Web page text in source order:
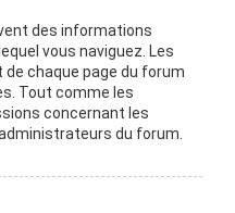
des informations
vous naviguez. Les
chaque page du forum
Tout comme les
concernant les
du forum.